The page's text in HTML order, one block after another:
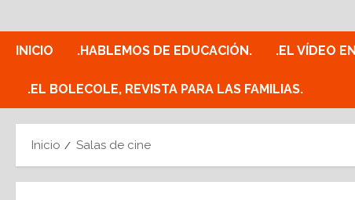
al
contenido
INICIO .HABLEMOS DE EDUCACIÓN. .EL VÍDEO
.EL BOLECOLE, REVISTA PARA LAS FAMILIAS.
Inicio Salas de cine